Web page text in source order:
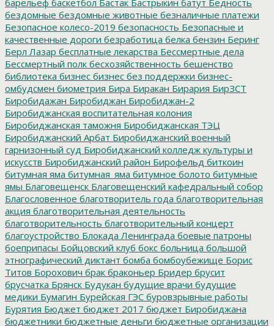
бездомные бездомные животные безналичные платежи
Безопасное колесо-2019 безопасность Безопасные и
качественные дороги безработица белка бензин Беринг
Берл Лазар бесплатные лекарства Бессмертные дела
Бессмертный полк бесхозяйственность бешенство
библиотека бизнес бизнес без поддержки бизнес-
омбудсмен биометрия Бира Биракан Бирария БирЗСТ
Биробидажан Биробиджан Биробиджан-2
Биробиджанская воспитательная колония
Биробиджанская таможня Биробиджанская ТЭЦ
Биробиджанский Арбат Биробиджанский военный
гарнизонный суд Биробиджанский колледж культуры и
искусств Биробиджанский район Бирофельд биткоин
битумная яма битумная_яма битумное болото битумные
ямы Благовещенск Благовещенский кафедральный собор
Благословенное благотворитель года благотворительная
акция благотворительная деятельность
благотворительность благотворительный концерт
благоустройство Блокада Ленинграда боевые патроны
боеприпасы Бойцовский клуб бокс больница большой
этнографический диктант бомба бомбоубежище Борис
Титов Борохович брак браконьер Бридер брусит
брусчатка Брянск Будукан будущие врачи будущие
медики Бумагин Бурейская ГЭС буровзрывные работы
Бурятия Бюджет бюджет 2017 бюджет Биробиджана
бюджетники бюджетные деньги бюджетные организации